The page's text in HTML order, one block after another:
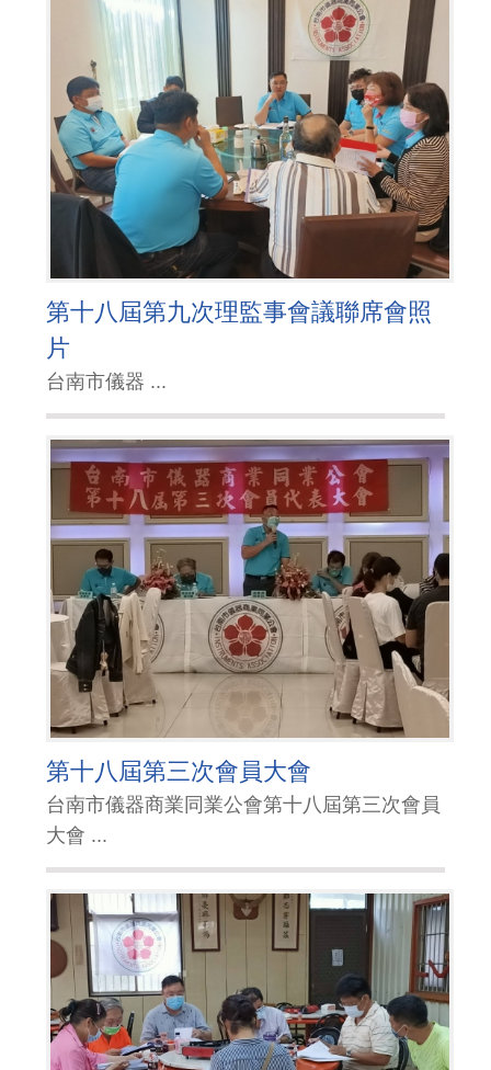
第十八屆第九次理監事會議聯席會照
片
台南市儀器 ...
第十八屆第三次會員大會
台南市儀器商業同業公會第十八屆第三次會員
大會 ...